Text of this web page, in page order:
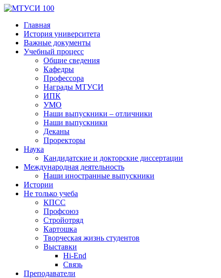
Главная
История университета
Важные документы
Учебный процесс
Общие сведения
Кафедры
Профессора
Награды МТУСИ
ИПК
УМО
Наши выпускники – отличники
Наши выпускники
Деканы
Проректоры
Наука
Кандидатские и докторские диссертации
Международная деятельность
Наши иностранные выпускники
Истории
Не только учеба
КПСС
Профсоюз
Стройотряд
Картошка
Творческая жизнь студентов
Выставки
Hi-End
Связь
Преподаватели